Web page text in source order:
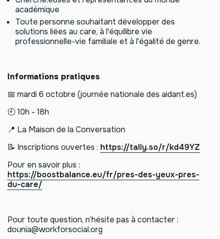
académique
Toute personne souhaitant développer des
solutions liées au care, à l'équilibre vie
professionnelle-vie familiale et à l'égalité de genre.
Informations pratiques
📅 mardi 6 octobre (journée nationale des aidant.es)
🕘 10h - 18h
📍 La Maison de la Conversation
📝 Inscriptions ouvertes : https://tally.so/r/kd49YZ
Pour en savoir plus :
https://boostbalance.eu/fr/pres-des-yeux-pres-
du-care/
Pour toute question, n’hésite pas à contacter :
dounia@workforsocial.org